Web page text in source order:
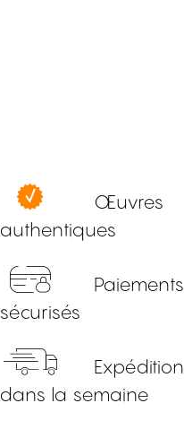
Œuvres
authentiques
Paiements
sécurisés
Expédition
dans la semaine